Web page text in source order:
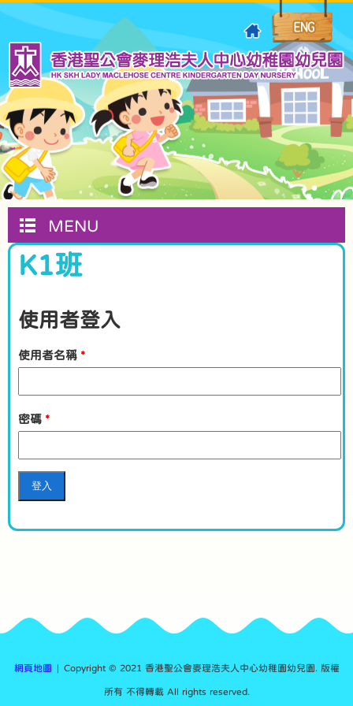
MENU
K1班
使用者登入
使用者名稱 *
密碼 *
網頁地圖 | Copyright © 2021 香港聖公會麥理浩夫人中心幼稚園幼兒園. 版權
所有 不得轉載 All rights reserved.